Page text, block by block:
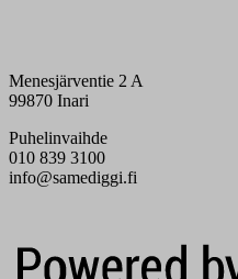
Menesjärventie 2 A
99870 Inari
Puhelinvaihde
010 839 3100
info@samediggi.fi